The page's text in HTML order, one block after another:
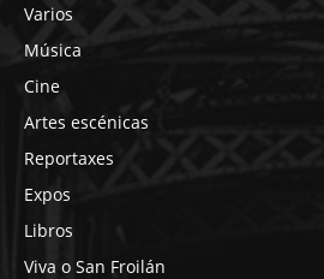
Varios
Música
Cine
Artes escénicas
Reportaxes
Expos
Libros
Viva o San Froilán